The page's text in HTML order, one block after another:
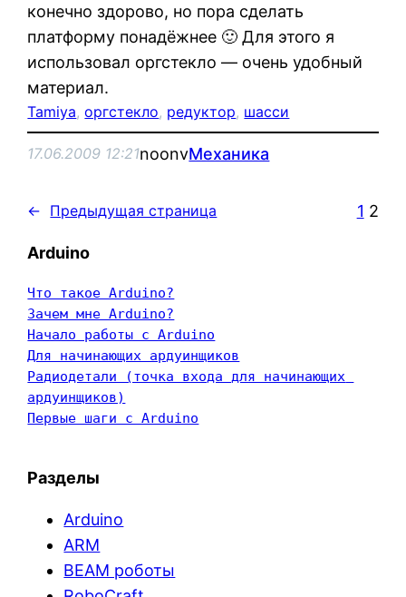
конечно здорово, но пора сделать
платформу понадёжнее 🙂 Для этого я
использовал оргстекло — очень удобный
материал.
Tamiya, оргстекло, редуктор, шасси
17.06.2009 12:21noonvМеханика
← Предыдущая страница 1 2
Arduino
Что такое Arduino?
Зачем мне Arduino?
Начало работы с Arduino
Для начинающих ардуинщиков
Радиодетали (точка входа для начинающих
ардуинщиков)
Первые шаги с Arduino
Разделы
Arduino
ARM
BEAM роботы